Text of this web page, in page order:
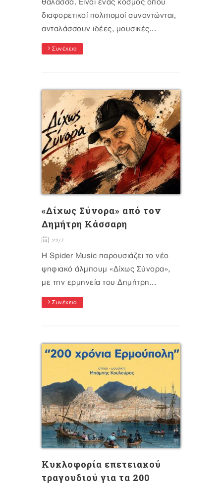
θάλασσα. Είναι ένας κόσμος όπου
διαφορετικοί πολιτισμοί συναντώνται,
ανταλάσσουν ιδέες, μουσικές...
Συνέχεια
«Δίχως Σύνορα» από τον
Δημήτρη Κάσσαρη
22/7
Η Spider Music παρουσιάζει το νέο
ψηφιακό άλμπουμ «Δίχως Σύνορα»,
με την ερμηνεία του Δημήτρη...
Συνέχεια
Κυκλοφορία επετειακού
τραγουδιού για τα 200